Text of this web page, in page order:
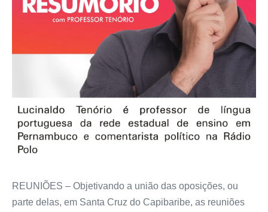
REUNIÕES – Objetivando a união das oposições, ou
parte delas, em Santa Cruz do Capibaribe, as reuniões